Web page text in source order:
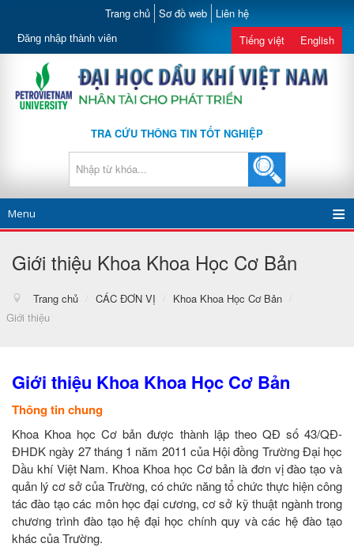
Trang chủ Sơ đồ web Liên hệ
Đăng nhập thành viên Tiếng việt English
TRA CỨU THÔNG TIN TỐT NGHIỆP
Menu
Giới thiệu Khoa Khoa Học Cơ Bản
Trang chủ / CÁC ĐƠN VỊ / Khoa Khoa Học Cơ Bản
/
Giới thiệu
Giới thiệu Khoa Khoa Học Cơ Bản
Thông tin chung
Khoa Khoa học Cơ bản được thành lập theo QĐ số 43/QĐ-
ĐHDK ngày 27 tháng 1 năm 2011 của Hội đồng Trường Đại học
Dầu khí Việt Nam. Khoa Khoa học Cơ bản là đơn vị đào tạo và
quản lý cơ sở của Trường, có chức năng tổ chức thực hiện công
tác đào tạo các môn học đại cương, cơ sở kỹ thuật ngành trong
chương trình đào tạo hệ đại học chính quy và các hệ đào tạo
khác của Trường.